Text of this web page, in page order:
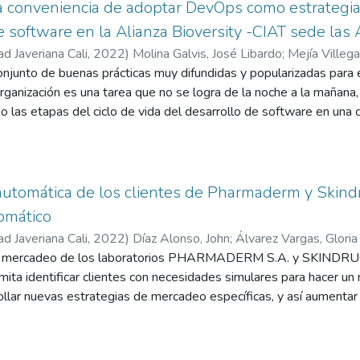
acuapónicos
mantenimiento de cultivos acuapónicos.
de la aplicación se lleva a cabo una inspección de
uno y un estudio cuasiexperimental con 40 personas para el
la exploración del aplicativo móvil. Los resultados fueron
proceso.
conveniencia de adoptar DevOps como
en la Alianza Bioversity -CIAT sede las
Javeriana Cali, 2022) Molina Galvis, José Libardo; Mejía
de buenas prácticas muy difundidas y popularizadas
es una tarea que no se logra de la noche a la
las etapas del ciclo de vida del desarrollo de software en una
y la gestión de los procesos acorde con las
contabilidad, a través de la identificación de cuellos de botellas
evaluar la conveniencia de adoptar un conjunto de buenas
desarrollo de software como lo es DevOps a una empresa
de investigación en agricultura que utiliza el software para
y que como toda empresa requiere procesos agiles y
aspectos a destacar es la propuesta de un artefacto para la
de preguntas indirectas pensadas para el segmento de
software y no estén familiarizadas con la terminología DevOps,
de los clientes de Pharmaderm y
Javeriana Cali, 2022) Díaz Alonso, John; Álvarez Vargas,
de los laboratorios PHARMADERM S.A. y
identificar clientes con necesidades simulares para hacer
nuevas estrategias de mercadeo específicas, y así aumentar
tiene como objetivo desarrollar un modelo de
y recomendación del modelo seleccionado y un medio de